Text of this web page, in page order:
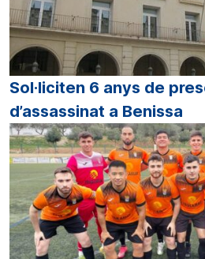
Sol·liciten 6 anys de
d’assassinat a Benissa